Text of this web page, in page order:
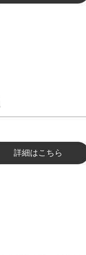
詳細はこちら